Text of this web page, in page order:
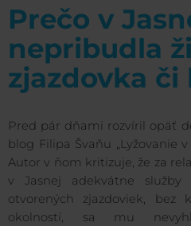
Prečo v
nepribudla
zjazdovka či
Pred pár dňami rozvíril opäť
blog Filipa Švaňu „Lyžovanie
Autor v ňom kritizuje, že za
v Jasnej adekvátne
otvorených zjazdoviek, bez
okolností, sa mu